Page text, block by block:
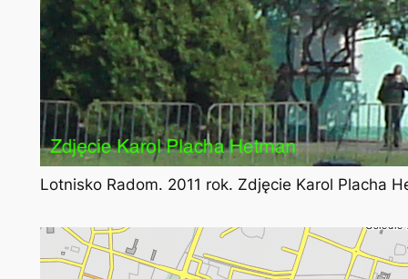
Lotnisko Radom. 2011 rok. Zdjęcie Karol Placha